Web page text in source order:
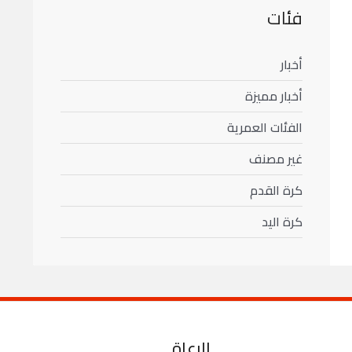
فئات
أخبار
أخبار مميزة
الفئات العمرية
غير مصنف
كرة القدم
كرة اليد